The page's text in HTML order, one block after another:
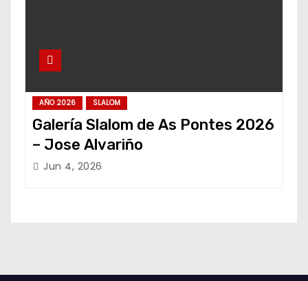
AÑO 2026 SLALOM
Galería Slalom de As Pontes 2026
– Jose Alvariño
Jun 4, 2026